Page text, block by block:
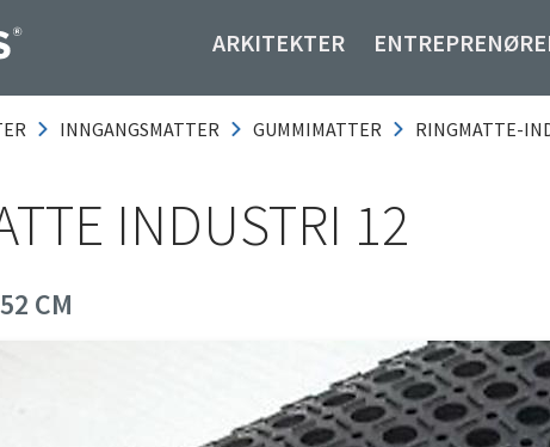
ARKITEKTER
INNGANGSMATTER GUMMIMATTER RINGMATTE-
INDUSTRI 12
CM